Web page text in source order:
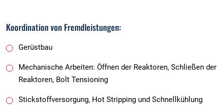
Koordination von Fremdleistungen:
Gerüstbau
Mechanische Arbeiten: Öffnen der Reaktoren, Schließen der
Reaktoren, Bolt Tensioning
Stickstoffversorgung, Hot Stripping und Schnellkühlung